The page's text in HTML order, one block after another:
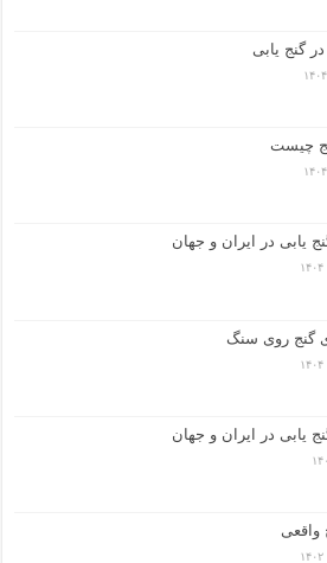
گنج یابی
چیست
یابی در ایران و جهان
گنج روی سنگ
یابی در ایران و جهان
واقعی